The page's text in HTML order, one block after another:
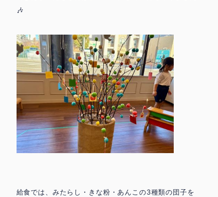
🎶
給食では、みたらし・きな粉・あんこの3種類の団子を